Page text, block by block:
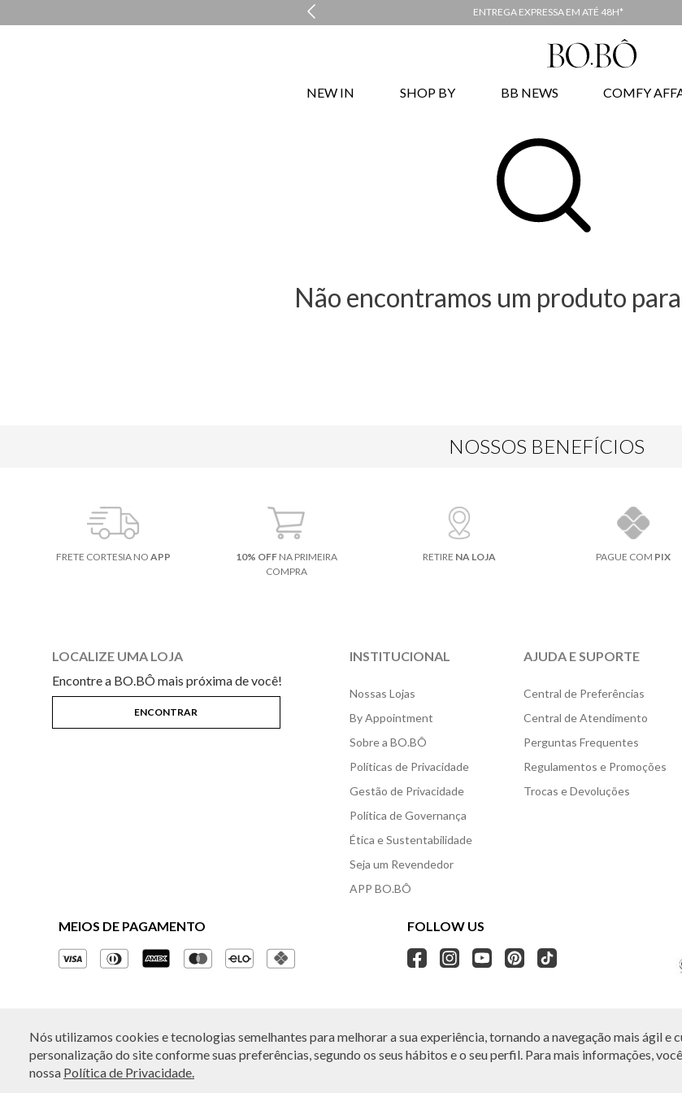
Nós utilizamos cookies e tecnologias semelhantes para melhorar a sua experiência, tornando a navegação mais ágil e
personalização do site conforme suas preferências, segundo os seus hábitos e o seu perfil. Para mais informações,
nossa Política de Privacidade.
ENTREGA EXPRESSA EM ATÉ 48H*
NEW IN SHOP BY BB NEWS COMFY
Não encontramos um produto para
NOSSOS BENEFÍCIOS
FRETE CORTESIA NO APP 10% OFFNA PRIMEIRA
COMPRA
RETIRE NA LOJA PAGUE COM PIX
LOCALIZE UMA LOJA
Encontre a BO.BÔ mais próxima de você!
INSTITUCIONAL
Nossas Lojas
By Appointment
Sobre a BO.BÔ
Políticas de Privacidade
Gestão de Privacidade
Política de Governança
Ética e Sustentabilidade
Seja um Revendedor
APP BO.BÔ
AJUDA E SUPORTE
Central de Preferências
Central de Atendimento
Perguntas Frequentes
Regulamentos e Promoções
Trocas e Devoluções
MEIOS DE PAGAMENTO FOLLOW US
© Copyright 2026 - Todos os direitos reservados. A BO.BÔ reserva-se no direito de corrigir ou alterar informações como:
Em caso de dúvidas:
0800 440 2222.
Horário de Atendimento: das 8h às 20h de segunda a sábado, exceto